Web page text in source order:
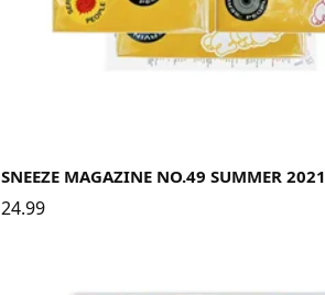
SNEEZE MAGAZINE NO.49 SUMMER 2021
24.99